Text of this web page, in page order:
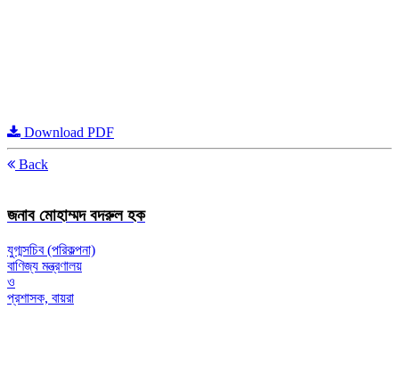
Download PDF
Back
জনাব মোহাম্মদ বদরুল হক
যুগ্মসচিব (পরিকল্পনা)
বাণিজ্য মন্ত্রণালয়
ও
প্রশাসক, বায়রা